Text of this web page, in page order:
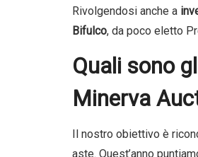
Rivolgendosi anche a
Bifulco, da poco eletto
Quali sono
Minerva
Il nostro obiettivo è
aste. Quest’anno